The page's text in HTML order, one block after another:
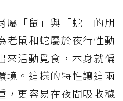
屬「鼠」與「蛇」的朋
老鼠和蛇屬於夜行性動
來活動覓食，本身就偏
境。這樣的特性讓這兩
，更容易在夜間吸收穢